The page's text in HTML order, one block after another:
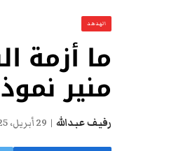
الهدهد
ما أزمة
منير
رفيف عبدالله 29 أبريل، 2025